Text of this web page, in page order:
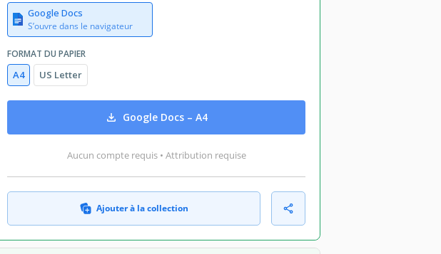
Google Docs
S’ouvre dans le navigateur
FORMAT DU PAPIER
A4 US Letter
Google Docs – A4
Aucun compte requis • Attribution requise
Ajouter à la collection